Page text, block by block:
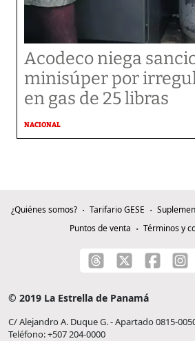
Acodeco niega
minisúper por
en gas de 25 libras
NACIONAL
¿Quiénes somos? Tarifario GESE
Puntos de venta
Términos y
© 2019 La Estrella de Panamá
C/ Alejandro A. Duque G. - Apartado 0815-
Teléfono: +507 204-0000